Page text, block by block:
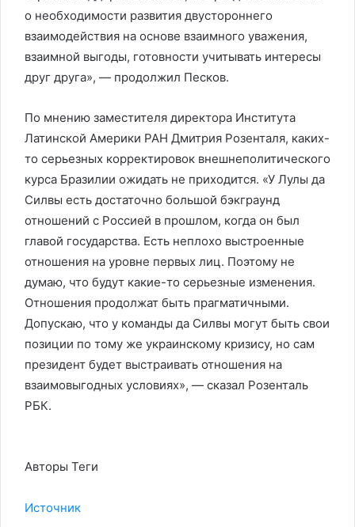
о необходимости развития двустороннего
взаимодействия на основе взаимного уважения,
взаимной выгоды, готовности учитывать интересы
друг друга», — продолжил Песков.
По мнению заместителя директора Института
Латинской Америки РАН Дмитрия Розенталя, каких-
то серьезных корректировок внешнеполитического
курса Бразилии ожидать не приходится. «У Лулы да
Силвы есть достаточно большой бэкграунд
отношений с Россией в прошлом, когда он был
главой государства. Есть неплохо выстроенные
отношения на уровне первых лиц. Поэтому не
думаю, что будут какие-то серьезные изменения.
Отношения продолжат быть прагматичными.
Допускаю, что у команды да Силвы могут быть свои
позиции по тому же украинскому кризису, но сам
президент будет выстраивать отношения на
взаимовыгодных условиях», — сказал Розенталь
РБК.
Авторы Теги
Источник